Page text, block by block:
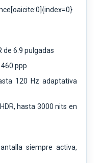
de 6.9 pulgadas
ppp
120 Hz adaptativa
hasta 3000 nits en
siempre activa,